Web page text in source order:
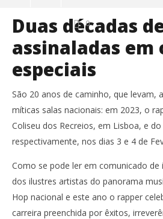
0
Duas décadas
assinaladas em
especiais
São 20 anos de caminho, que levam,
míticas salas nacionais: em 2023, o
Coliseu dos Recreios, em Lisboa, e
respectivamente, nos dias 3 e 4 de
Como se pode ler em comunicado de
dos ilustres artistas do panorama
Hop nacional e este ano o rapper
carreira preenchida por êxitos,